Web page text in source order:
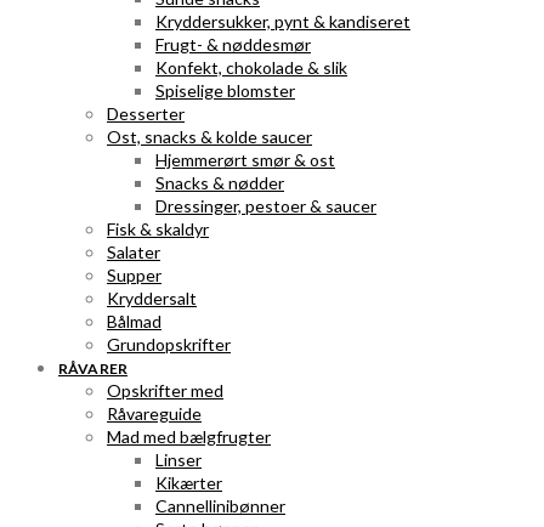
Kryddersukker, pynt & kandiseret
Frugt- & nøddesmør
Konfekt, chokolade & slik
Spiselige blomster
Desserter
Ost, snacks & kolde saucer
Hjemmerørt smør & ost
Snacks & nødder
Dressinger, pestoer & saucer
Fisk & skaldyr
Salater
Supper
Kryddersalt
Bålmad
Grundopskrifter
RÅVARER
Opskrifter med
Råvareguide
Mad med bælgfrugter
Linser
Kikærter
Cannellinibønner